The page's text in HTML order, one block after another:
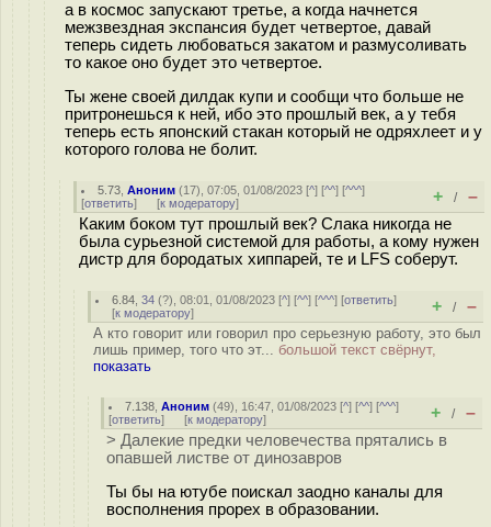
а в космос запускают третье, а когда начнется
межзвездная экспансия будет четвертое, давай
теперь сидеть любоваться закатом и размусоливать
то какое оно будет это четвертое.
Ты жене своей дилдак купи и сообщи что больше не
притронешься к ней, ибо это прошлый век, а у тебя
теперь есть японский стакан который не одряхлеет и у
которого голова не болит.
5.73 ,Аноним (17), 07:05, 01/08/2023 [^] [^^] [^^^]
[ответить] [к модератору] + / –
Каким боком тут прошлый век? Слака никогда не
была сурьезной системой для работы, а кому нужен
дистр для бородатых хиппарей, те и LFS соберут.
6.84 ,34 (?), 08:01, 01/08/2023 [^] [^^] [^^^] [ответить]
[к модератору] + / –
А кто говорит или говорил про серьезную работу, это был
лишь пример, того что эт... большой текст свёрнут,
показать
7.138 ,Аноним (49), 16:47, 01/08/2023 [^] [^^] [^^^]
[ответить] [к модератору] + / –
> Далекие предки человечества прятались в
опавшей листве от динозавров
Ты бы на ютубе поискал заодно каналы для
восполнения прорех в образовании.